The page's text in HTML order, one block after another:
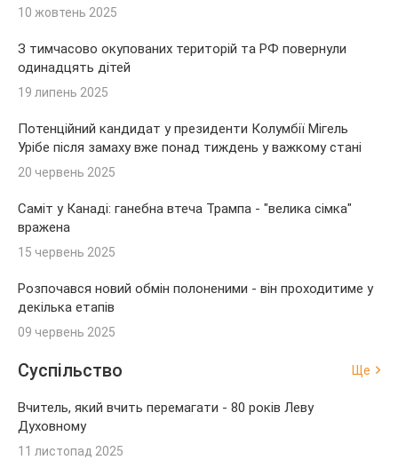
10 жовтень 2025
З тимчасово окупованих територій та РФ повернули
одинадцять дітей
19 липень 2025
Потенційний кандидат у президенти Колумбії Мігель
Урібе після замаху вже понад тиждень у важкому стані
20 червень 2025
Саміт у Канаді: ганебна втеча Трампа - "велика сімка"
вражена
15 червень 2025
Розпочався новий обмін полоненими - він проходитиме у
декілька етапів
09 червень 2025
Суспільство Ще
Вчитель, який вчить перемагати - 80 років Леву
Духовному
11 листопад 2025